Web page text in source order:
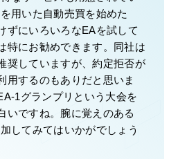
用いた自動売買を始めた
ずにいろいろなEAを試して
特にお勧めできます。同社は
奨していますが、約定拒否が
用するのもありだと思いま
1グランプリという大会を
いですね。腕に覚えのある
してみてはいかがでしょう